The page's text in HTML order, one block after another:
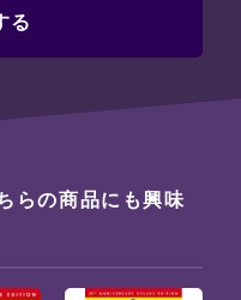
る
らの商品にも興味